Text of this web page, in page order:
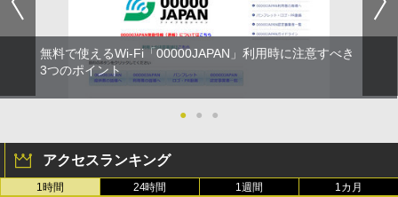
無料で使えるWi-Fi「00000JAPAN」利用時に注意すべき
3つのポイント
● ● ●
アクセスランキング
1時間 24時間 1週間 1カ月